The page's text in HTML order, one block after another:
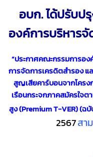
อบก. ได้ปรับป
องค์การบริหารจั
“ประกาศคณะกรรมการอง
การจัดการเครดิตสำรอง แ
สูญเสียคาร์บอนจากโครง
เรือนกระจกภาคสมัครใจต
สูง (Premium T-VER) (ฉ
2567สา